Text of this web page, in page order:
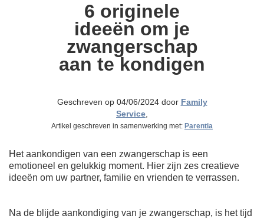
6 originele
ideeën om je
zwangerschap
aan te kondigen
Geschreven op 04/06/2024 door Family
Service,
Artikel geschreven in samenwerking met: Parentia
Het aankondigen van een zwangerschap is een
emotioneel en gelukkig moment. Hier zijn zes creatieve
ideeën om uw partner, familie en vrienden te verrassen.
Na de blijde aankondiging van je zwangerschap, is het tijd